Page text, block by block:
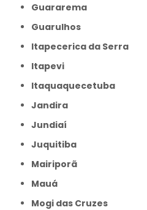
Guararema
Guarulhos
Itapecerica da Serra
Itapevi
Itaquaquecetuba
Jandira
Jundiaí
Juquitiba
Mairiporã
Mauá
Mogi das Cruzes